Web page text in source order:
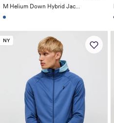
M Helium Down Hybrid Jacket
NY